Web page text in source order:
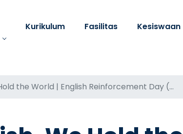
Kurikulum Fasilitas Kesiswaan
the World | English Reinforcement Day (...